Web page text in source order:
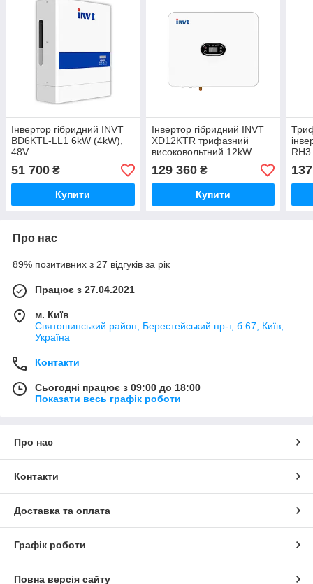
Інвертор гібридний INVT
BD6KTL-LL1 6kW (4kW),
48V
51 700 ₴
Купити
Інвертор гібридний INVT
XD12KTR трифазний
високовольтний 12kW
129 360₴
Купити
RH3
Про нас
89% позитивних з 27 відгуків за рік
Працює з 27.04.2021
м. Київ
Святошинський район, Берестейський пр-т, б.67, Київ,
Україна
Контакти
Сьогодні працює з 09:00 до 18:00
Показати весь графік роботи
Про нас
Контакти
Доставка та оплата
Графік роботи
Повна версія сайту